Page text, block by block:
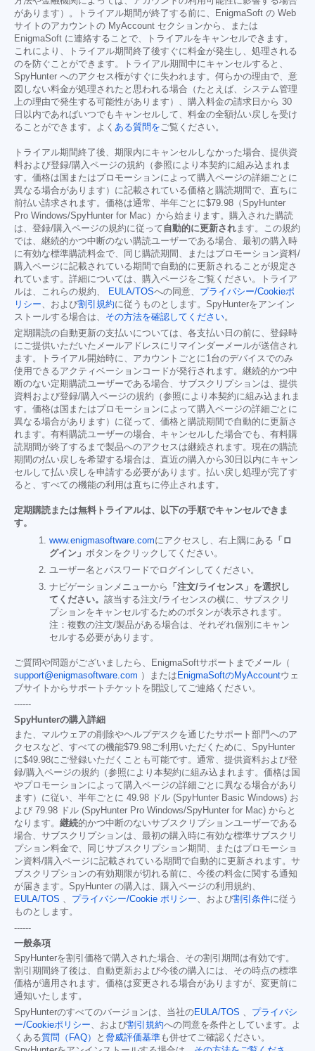
があります）。トライアル期間が終了する前に、EnigmaSoft の Web
サイトのアカウントの MyAccount セクションから、または
EnigmaSoft に連絡することで、トライアルをキャンセルできます。
これにより、トライアル期間終了後すぐに料金が発生し、処理される
のを防ぐことができます。トライアル期間中にキャンセルすると、
SpyHunter へのアクセス権がすぐに失われます。何らかの理由で、意
図しない料金が処理されたと思われる場合（たとえば、システム管理
上の理由で発生する可能性があります）、購入料金の請求日から 30
日以内であればいつでもキャンセルして、料金の全額払い戻しを受け
ることができます。よく ある質問をご覧ください。
トライアル期間終了後、期限内にキャンセルしなかった場合、提供資
料および登録/購入ページの規約（参照により本契約に組み込まれま
す。価格は国またはプロモーションによって購入ページの詳細ごとに
異なる場合があります）に記載されている価格と購読期間で、直ちに
前払い請求されます。価格は通常、半年ごとに$79.98 （SpyHunter
Pro Windows/SpyHunter for Mac）から始まります。購入された購読
は、登録/購入ページの規約に従って 自動的に更新されます。この規約
では、継続的かつ中断のない購読ユーザーである場合、最初の購入時
に有効な標準購読料金で、同じ購読期間、またはプロモーション資料/
購入ページに記載されている期間で自動的に更新されることが規定さ
れています。詳細については、購入ページをご覧ください。トライア
ルは、これらの規約、
EULA/TOSへの同意、 プライバシー/Cookieポ
リシー、および割引規約に従うものとします。SpyHunterをアンイン
ストールする場合は、 その方法を確認してください。
定期購読の自動更新の支払いについては、各支払い日の前に、登録時
にご提供いただいたメールアドレスにリマインダーメールが送信され
ます。トライアル開始時に、アカウントごとに1台のデバイスでのみ
使用できるアクティベーションコードが発行されます。継続的かつ中
断のない定期購読ユーザーである場合、サブスクリプションは、提供
資料および登録/購入ページの規約（参照により本契約に組み込まれま
す。価格は国またはプロモーションによって購入ページの詳細ごとに
異なる場合があります）に従って、価格と購読期間で自動的に更新さ
れます。有料購読ユーザーの場合、キャンセルした場合でも、有料購
読期間が終了するまで製品へのアクセスは継続されます。現在の購読
期間の払い戻しを希望する場合は、直近の購入から30日以内にキャン
セルして払い戻しを申請する必要があります。払い戻し処理が完了す
ると、すべての機能の利用は直ちに停止されます。
定期購読または無料トライアルは、以下の手順でキャンセルできま
す。
www.enigmasoftware.comにアクセスし、右上隅にある 「ロ
グイン」 ボタンをクリックしてください。
ユーザー名とパスワードでログインしてください。
ナビゲーションメニューから
「注文/ライセンス」を選択し
てください。 該当する注文/ライセンスの横に、サブスクリ
プションをキャンセルするためのボタンが表示されます。
注：複数の注文/製品がある場合は、それぞれ個別にキャン
セルする必要があります。
ご質問や問題がございましたら、EnigmaSoftサポートまでメール（
support@enigmasoftware.com ）または EnigmaSoftのMyAccountウェ
ブサイトからサポートチケットを開設してご連絡ください。
------
SpyHunterの購入詳細
また、マルウェアの削除やヘルプデスクを通じたサポート部門へのア
クセスなど、すべての機能$79.98ご利用いただくために、SpyHunter
に$49.98にご登録いただくことも可能です。通常、提供資料および登
録/購入ページの規約（参照により本契約に組み込まれます。価格は国
やプロモーションによって購入ページの詳細ごとに異なる場合があり
ます）に従い、半年ごとに 49.98 ドル (SpyHunter Basic Windows) お
よび 79.98 ドル (SpyHunter Pro Windows/SpyHunter for Mac) からと
なります。 継続的かつ中断のないサブスクリプションユーザーである
場合、サブスクリプションは、最初の購入時に有効な標準サブスクリ
プション料金で、同じサブスクリプション期間、またはプロモーショ
ン資料/購入ページに記載されている期間で自動的に更新されます。サ
ブスクリプションの有効期限が切れる前に、今後の料金に関する通知
が届きます。SpyHunter の購入は、購入ページの利用規約、
EULA/TOS 、 プライバシー/Cookie ポリシー、および割引条件に従う
ものとします。
------
一般条項
SpyHunterを割引価格で購入された場合、その割引期間は有効です。
割引期間終了後は、自動更新および今後の購入には、その時点の標準
価格が適用されます。価格は変更される場合がありますが、変更前に
通知いたします。
SpyHunterのすべてのバージョンは、当社のEULA/TOS 、 プライバシ
ー/Cookieポリシー、および割引規約への同意を条件としています。よ
くある質問（FAQ） と 脅威評価基準も併せてご確認ください。